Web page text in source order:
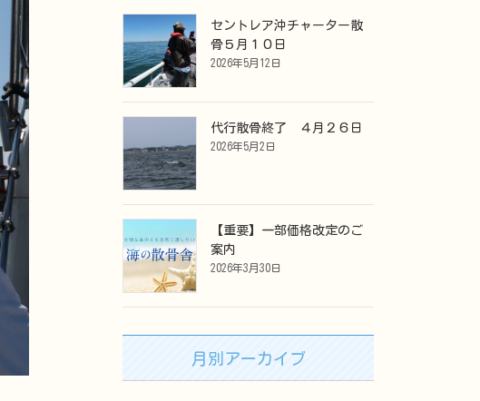
セントレア沖チャーター散
骨５月１０日
2026年5月12日
代行散骨終了 ４月２６日
2026年5月2日
【重要】一部価格改定のご
案内
2026年3月30日
月別アーカイブ